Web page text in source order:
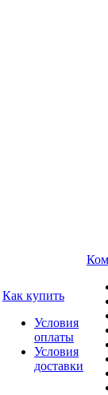
Как купить
Условия
оплаты
Условия
доставки